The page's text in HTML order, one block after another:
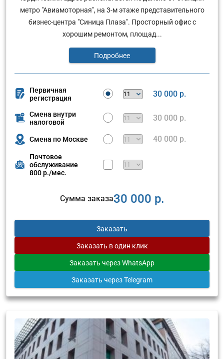
метро "Авиамоторная", на 3-м этаже представительного
бизнес-центра "Синица Плаза". Просторный офис с
хорошим ремонтом, площад...
Подробнее
Первичная
регистрация
30 000 р.
Смена внутри
налоговой
30 000 р.
Смена по Москве 40 000 р.
Почтовое
обслуживание
800 р./мес.
Сумма заказа30 000 р.
Заказать
Заказать в один клик
Заказать через WhatsApp
Заказать через Telegram